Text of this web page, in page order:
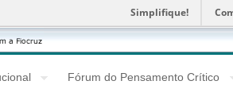
Simplifique!
Fórum do Pensamento Crítico